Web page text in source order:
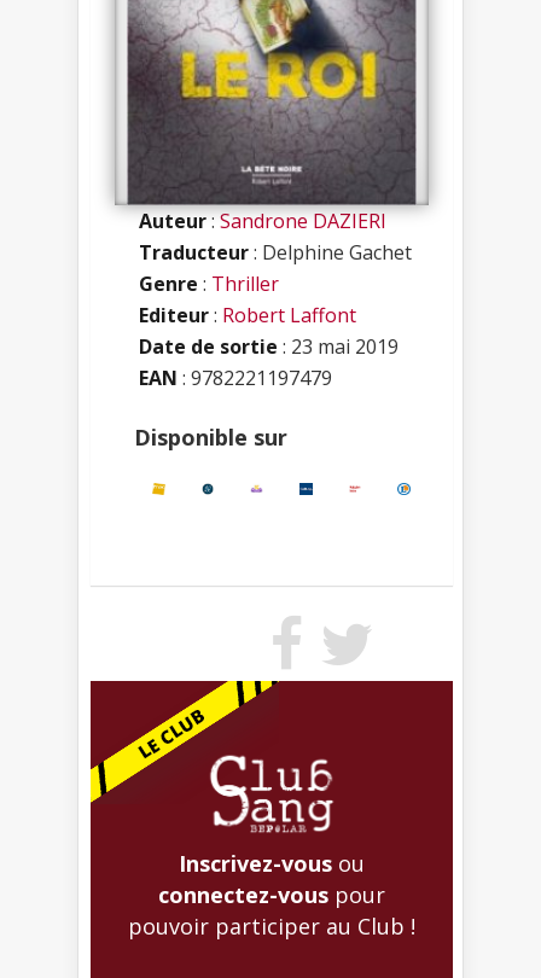
Auteur:Sandrone DAZIERI
Traducteur: Delphine Gachet
Genre : Thriller
Editeur: Robert Laffont
Date de sortie : 23 mai 2019
EAN : 9782221197479
Disponible sur
Inscrivez-vous ou
connectez-vous pour
pouvoir participer au Club !